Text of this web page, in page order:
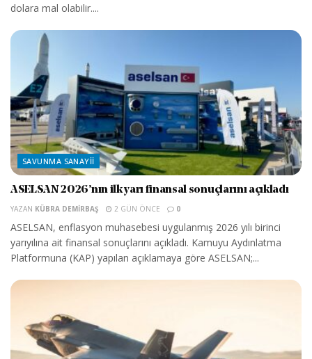
dolara mal olabilir....
SAVUNMA SANAYII
ASELSAN 2026’nın ilk yarı finansal sonuçlarını açıkladı
YAZAN KÜBRA DEMIRBAŞ 2 GÜN ÖNCE 0
ASELSAN, enflasyon muhasebesi uygulanmış 2026 yılı birinci
yarıyılına ait finansal sonuçlarını açıkladı. Kamuyu Aydınlatma
Platformuna (KAP) yapılan açıklamaya göre ASELSAN;...